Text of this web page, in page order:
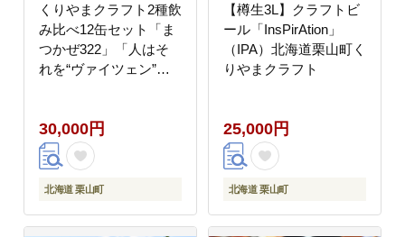
くりやまクラフト2種飲
み比べ12缶セット「ま
つかぜ322」「人はそ
れを“ヴァイツェン”と
30,000円
北海道 栗山町
【樽生3L】クラフトビ
ール「InsPirAtion」
（IPA）北海道栗山町く
りやまクラフト
25,000円
北海道 栗山町